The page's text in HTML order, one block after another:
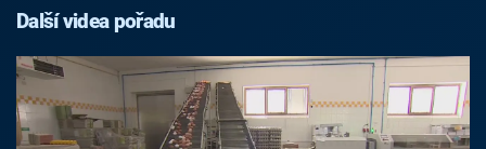
Další videa pořadu